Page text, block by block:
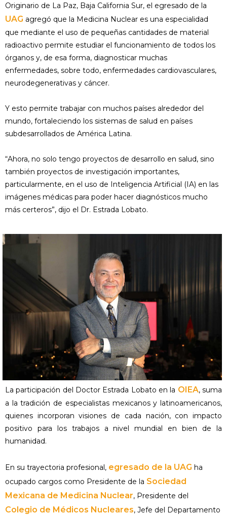
Originario de La Paz, Baja California Sur, el egresado de la
UAG agregó que la Medicina Nuclear es una especialidad
que mediante el uso de pequeñas cantidades de material
radioactivo permite estudiar el funcionamiento de todos los
órganos y, de esa forma, diagnosticar muchas
enfermedades, sobre todo, enfermedades cardiovasculares,
neurodegenerativas y cáncer.
Y esto permite trabajar con muchos países alrededor del
mundo, fortaleciendo los sistemas de salud en países
subdesarrollados de América Latina.
“Ahora, no solo tengo proyectos de desarrollo en salud, sino
también proyectos de investigación importantes,
particularmente, en el uso de Inteligencia Artificial (IA) en las
imágenes médicas para poder hacer diagnósticos mucho
más certeros”, dijo el Dr. Estrada Lobato.
La participación del Doctor Estrada Lobato en la OIEA, suma
a la tradición de especialistas mexicanos y latinoamericanos,
quienes incorporan visiones de cada nación, con impacto
positivo para los trabajos a nivel mundial en bien de la
humanidad.
En su trayectoria profesional, egresado de la UAG ha
ocupado cargos como Presidente de la Sociedad
Mexicana de Medicina Nuclear, Presidente del
Colegio de Médicos Nucleares, Jefe del Departamento